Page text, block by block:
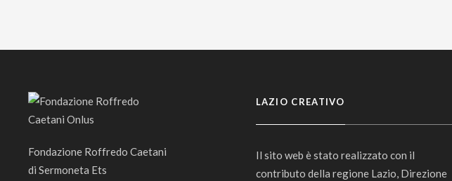
Fondazione Roffredo Caetani
di Sermoneta Ets
LAZIO CREATIVO
Il sito web è stato realizzato con il
contributo della regione Lazio, Direzione